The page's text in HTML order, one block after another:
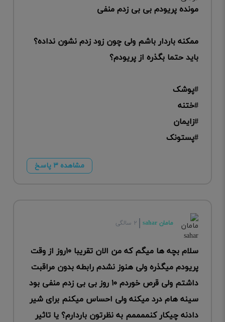
مونده پریودم بی بی زدم منفی
ممکنه باردار باشم ولی چون زود زدم نشون نداده؟
باید حتما بگذره از پریودم؟
#پوشک
#ختنه
#زایمان
#پستونک
مشاهده ۳ پاسخ
مامان sahar ۲ سالگی
سلام بچه ها میگم که من الان تقریبا ۱۰روز از وقت
پریودم میگذره ولی هنوز نشدم رابطه بدون مراقبت
داشتم ولی قرص خوردم ۱۰ روز بی بی زدم منفی بود
سینه هام درد میکنه ولی احساس میکنم برای شیر
دادنه چیکار کنممممم به نظرتون باردارم؟ یا تاثیر